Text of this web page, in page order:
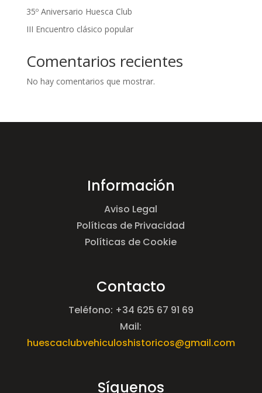
35º Aniversario Huesca Club
III Encuentro clásico popular
Comentarios recientes
No hay comentarios que mostrar.
Información
Aviso Legal
Políticas de Privacidad
Políticas de Cookie
Contacto
Teléfono: +34 625 67 91 69
Mail:
huescaclubvehiculoshistoricos@gmail.com
Síguenos